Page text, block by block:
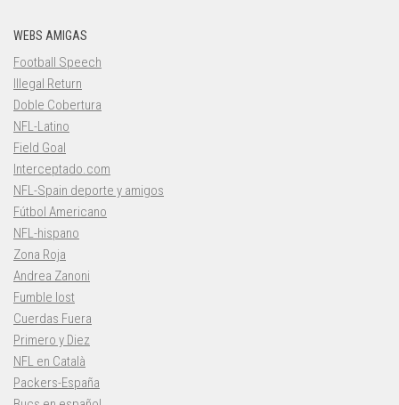
WEBS AMIGAS
Football Speech
Illegal Return
Doble Cobertura
NFL-Latino
Field Goal
Interceptado.com
NFL-Spain deporte y amigos
Fútbol Americano
NFL-hispano
Zona Roja
Andrea Zanoni
Fumble lost
Cuerdas Fuera
Primero y Diez
NFL en Català
Packers-España